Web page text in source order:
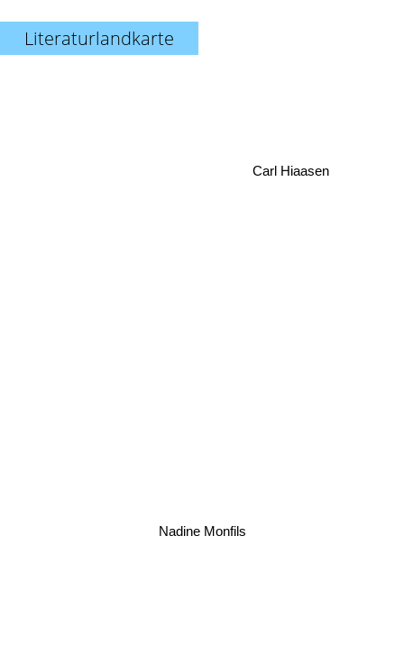
Literaturlandkarte
Nadine Monfils
Carl Hiaasen